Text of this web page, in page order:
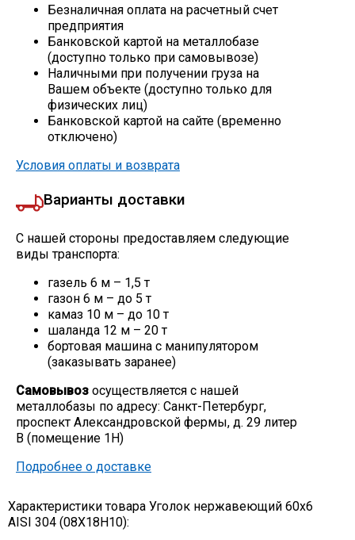
Безналичная оплата на расчетный счет
предприятия
Банковской картой на металлобазе
(доступно только при самовывозе)
Наличными при получении груза на
Вашем объекте (доступно только для
физических лиц)
Банковской картой на сайте (временно
отключено)
Условия оплаты и возврата
Варианты доставки
С нашей стороны предоставляем следующие
виды транспорта:
газель 6 м – 1,5 т
газон 6 м – до 5 т
камаз 10 м – до 10 т
шаланда 12 м – 20 т
бортовая машина с манипулятором
(заказывать заранее)
Самовывоз осуществляется с нашей
металлобазы по адресу: Санкт-Петербург,
проспект Александровской фермы, д. 29 литер
В (помещение 1Н)
Подробнее о доставке
Характеристики товара Уголок нержавеющий 60х6
AISI 304 (08Х18Н10):